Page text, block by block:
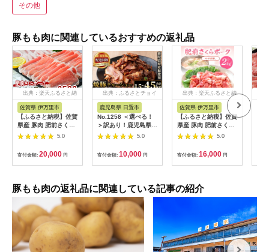
その他
豚もも肉に関連しているおすすめの返礼品
出典：楽天ふるさと納
税
佐賀県 伊万里市
【ふるさと納税】佐賀
県産 豚肉 肥前さくら
ポーク モモ スライス
約2.5kg 180-L044
5.0
寄付金額: 20,000 円
出典：ふるさとチョイ
ス
鹿児島県 日置市
No.1258 ＜選べる！
＞訳あり！鹿児島県産
焼豚スライス端材
(500g×3P・6P・
3P×3回) 国産 九州産
豚肉 お肉 モモ肉 もも
焼豚 チャーシュー ト
まみ 小分け 数量限定
定期便 頒布会【薩摩
ファームブロスト】
5.0
寄付金額: 10,000 円
出典：楽天ふるさと納
佐賀県 伊万里市
【ふるさと納税】佐賀
県産 豚肉 肥前さくら
ポークモモ切落し2kg
5.0
寄付金額: 16,000 円
豚もも肉の返礼品に関連している記事の紹介